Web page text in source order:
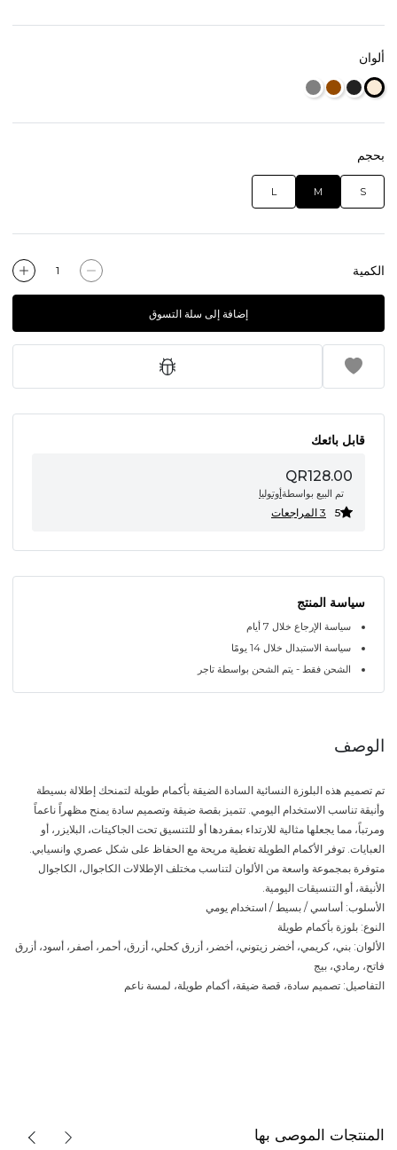
ألوان
بحجم
S
M
L
الكمية
إضافة إلى سلة التسوق
قابل بائعك
QR128.00
تم البيع بواسطةأوتوليا
5 3 المراجعات
سياسة المنتج
سياسة الإرجاع خلال 7 أيام
سياسة الاستبدال خلال 14 يومًا
الشحن فقط - يتم الشحن بواسطة تاجر
الوصف
تم تصميم هذه البلوزة النسائية السادة الضيقة بأكمام طويلة لتمنحك إطلالة بسيطة
وأنيقة تناسب الاستخدام اليومي. تتميز بقصة ضيقة وتصميم سادة يمنح مظهراً ناعماً
ومرتباً، مما يجعلها مثالية للارتداء بمفردها أو للتنسيق تحت الجاكيتات، البلايزر، أو
العبايات. توفر الأكمام الطويلة تغطية مريحة مع الحفاظ على شكل عصري وانسيابي.
متوفرة بمجموعة واسعة من الألوان لتناسب مختلف الإطلالات الكاجوال، الكاجوال
الأنيقة، أو التنسيقات اليومية.
الأسلوب: أساسي / بسيط / استخدام يومي
النوع: بلوزة بأكمام طويلة
الألوان: بني، كريمي، أخضر زيتوني، أخضر، أزرق كحلي، أزرق، أحمر، أصفر، أسود، أزرق
فاتح، رمادي، بيج
التفاصيل: تصميم سادة، قصة ضيقة، أكمام طويلة، لمسة ناعم
المنتجات الموصى بها